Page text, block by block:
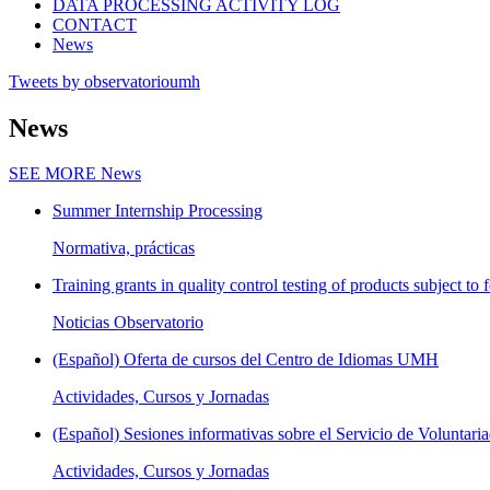
DATA PROCESSING ACTIVITY LOG
CONTACT
News
Tweets by observatorioumh
News
SEE MORE News
Summer Internship Processing
Normativa, prácticas
Training grants in quality control testing of products subject to
Noticias Observatorio
(Español) Oferta de cursos del Centro de Idiomas UMH
Actividades, Cursos y Jornadas
(Español) Sesiones informativas sobre el Servicio de
Actividades, Cursos y Jornadas